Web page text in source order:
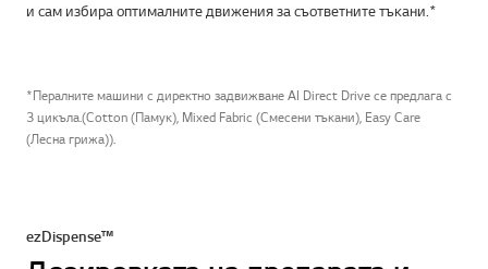
и сам избира оптималните движения за съответните тъкани.*
*Пералните машини с директно задвижване AI Direct Drive се предлага с
3 цикъла.(Cotton (Памук), Mixed Fabric (Смесени тъкани), Easy Care
(Лесна грижа)).
ezDispense™